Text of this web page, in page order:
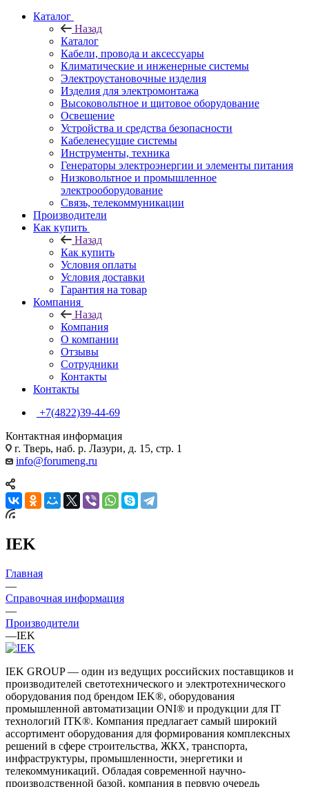
Каталог
Назад
Каталог
Кабели, провода и аксессуары
Климатические и инженерные системы
Электроустановочные изделия
Изделия для электромонтажа
Высоковольтное и щитовое оборудование
Освещение
Устройства и средства безопасности
Кабеленесущие системы
Инструменты, техника
Генераторы электроэнергии и элементы питания
Низковольтное и промышленное
электрооборудование
Связь, телекоммуникации
Производители
Как купить
Назад
Как купить
Условия оплаты
Условия доставки
Гарантия на товар
Компания
Назад
Компания
О компании
Отзывы
Сотрудники
Контакты
Контакты
+7(4822)39-44-69
Контактная информация
г. Тверь, наб. р. Лазури, д. 15, стр. 1
info@forumeng.ru
IEK
Главная
—
Справочная информация
—
Производители
—IEK
IEK GROUP — один из ведущих российских поставщиков и
производителей светотехнического и электротехнического
оборудования под брендом IEK®, оборудования
промышленной автоматизации ONI® и продукции для IT
технологий ITK®. Компания предлагает самый широкий
ассортимент оборудования для формирования комплексных
решений в сфере строительства, ЖКХ, транспорта,
инфраструктуры, промышленности, энергетики и
телекоммуникаций. Обладая современной научно-
производственной базой, компания в первую очередь